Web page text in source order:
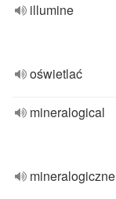
illumine
oświetlać
mineralogical
mineralogiczne